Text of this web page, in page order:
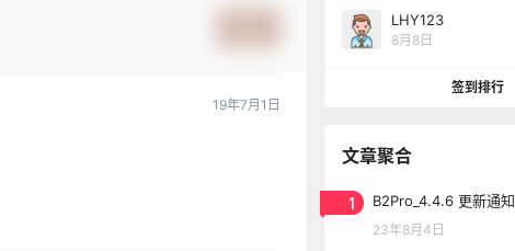
19年7月1日
LHY123
8月8日
签到排行
文章聚合
1 B2Pro_4.4.6 更新通知
23年8月4日